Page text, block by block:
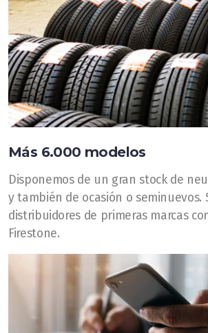
Más 6.000 modelos
Disponemos de un gran stock de
y también de ocasión o seminuevos.
distribuidores de primeras marcas
Firestone.